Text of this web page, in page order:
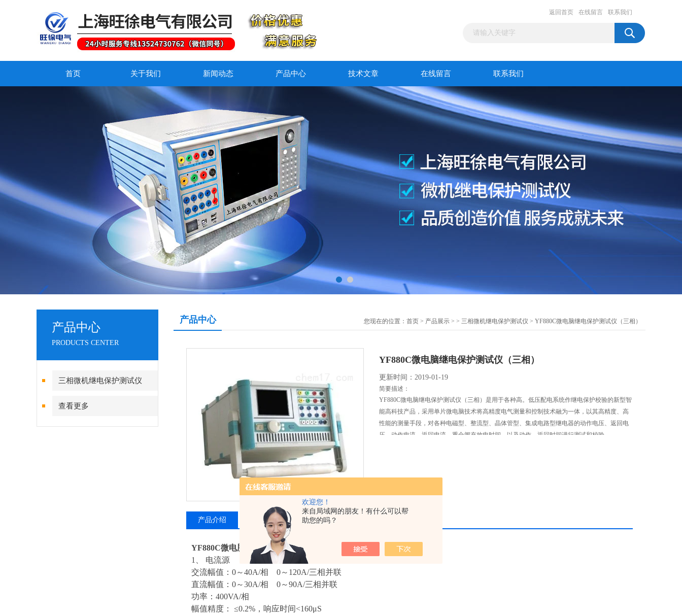
欢迎您！
来自局域网的朋友！有什么可以帮
助您的吗？
返回首页 在线留言 联系我们
首页 关于我们 新闻动态 产品中心 技术文章 在线留言 联系我们
产品中心
PRODUCTS CENTER
三相微机继电保护测试仪
查看更多
产品中心 您现在的位置： 首页 > 产品展示 > > 三相微机继电保护测试仪 > YF880C微电脑继电保护测试仪（三相）
YF880C微电脑继电保护测试仪（三相）
更新时间：2019-01-19
简要描述：
YF880C微电脑继电保护测试仪（三相）是用于各种高。低压配电系统作继电保护校验的新型智
能高科技产品，采用单片微电脑技术将高精度电气测量和控制技术融为一体，以其高精度、高
性能的测量手段，对各种电磁型、整流型、晶体管型、集成电路型继电器的动作电压、返回电
压、动作电流。返回电流、重合闸充放电时间，以及动作、返回时间进行测试和校验。
产品介绍 相关产品 留言询价
YF880C微电脑继电保护测试仪（三相）
技术参数
1、 电流源
交流幅值：0～40A/相 0～120A/三相并联
直流幅值：0～30A/相 0～90A/三相并联
功率：400VA/相
幅值精度： ≤0.2%，响应时间<160μS